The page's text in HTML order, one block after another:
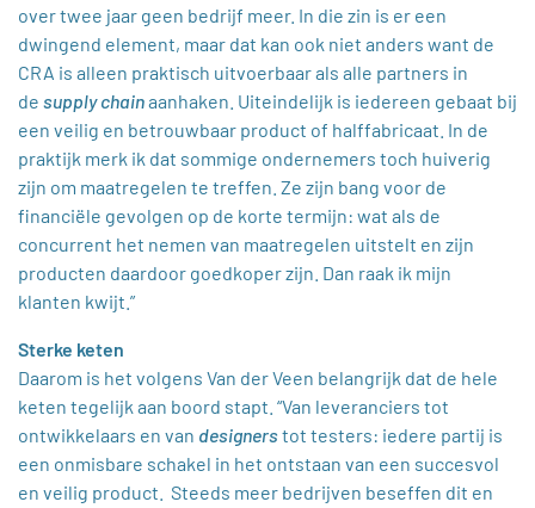
over twee jaar geen bedrijf meer. In die zin is er een
dwingend element, maar dat kan ook niet anders want de
CRA is alleen praktisch uitvoerbaar als alle partners in
de supply chainaanhaken. Uiteindelijk is iedereen gebaat bij
een veilig en betrouwbaar product of halffabricaat. In de
praktijk merk ik dat sommige ondernemers toch huiverig
zijn om maatregelen te treffen. Ze zijn bang voor de
financiële gevolgen op de korte termijn: wat als de
concurrent het nemen van maatregelen uitstelt en zijn
producten daardoor goedkoper zijn. Dan raak ik mijn
klanten kwijt.”
Sterke keten
Daarom is het volgens Van der Veen belangrijk dat de hele
keten tegelijk aan boord stapt. “Van leveranciers tot
ontwikkelaars en van designerstot testers: iedere partij is
een onmisbare schakel in het ontstaan van een succesvol
en veilig product. Steeds meer bedrijven beseffen dit en